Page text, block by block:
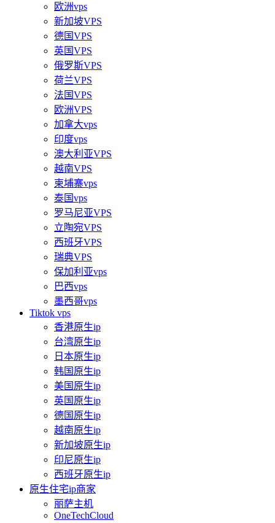
欧洲vps
新加坡VPS
德国VPS
英国VPS
俄罗斯VPS
荷兰VPS
法国VPS
欧洲VPS
加拿大vps
印度vps
澳大利亚VPS
越南VPS
柬埔寨vps
泰国vps
罗马尼亚VPS
立陶宛VPS
西班牙VPS
瑞典VPS
保加利亚vps
巴西vps
墨西哥vps
Tiktok vps
香港原生ip
台湾原生ip
日本原生ip
韩国原生ip
美国原生ip
英国原生ip
德国原生ip
越南原生ip
新加坡原生ip
印尼原生ip
西班牙原生ip
原生住宅ip商家
丽萨主机
OneTechCloud